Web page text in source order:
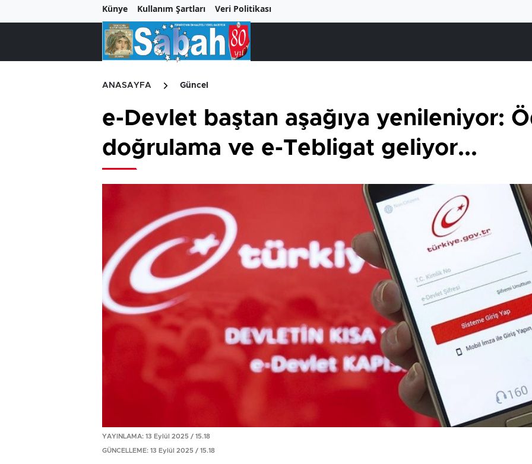
Künye Kullanım Şartları Veri Politikası
ANASAYFA Güncel
e-Devlet baştan aşağıya yenileniyor:
doğrulama ve e-Tebligat geliyor...
YAYINLAMA: 13 Eylül 2025 / 15.18
GÜNCELLEME: 13 Eylül 2025 / 15.18
Kapanan işyeri sayısında
yüz...
Yönetmeliğe aykırı
süresiz...